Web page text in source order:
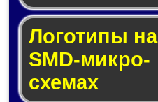
Логотипы на
SMD-мик­ро­
схе­мах